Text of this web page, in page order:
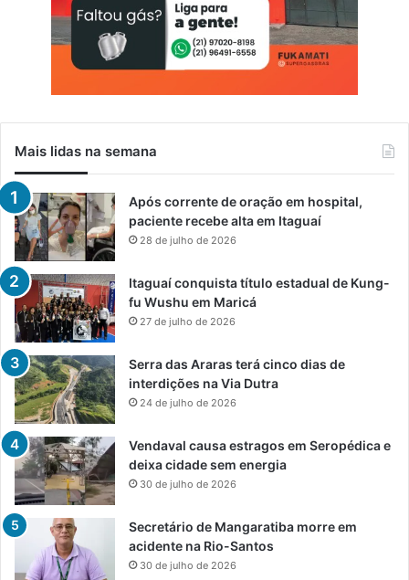
Mais lidas na semana
Após corrente de oração em hospital,
paciente recebe alta em Itaguaí
28 de julho de 2026
Itaguaí conquista título estadual de Kung-
fu Wushu em Maricá
27 de julho de 2026
Serra das Araras terá cinco dias de
interdições na Via Dutra
24 de julho de 2026
Vendaval causa estragos em Seropédica e
deixa cidade sem energia
30 de julho de 2026
Secretário de Mangaratiba morre em
acidente na Rio-Santos
30 de julho de 2026